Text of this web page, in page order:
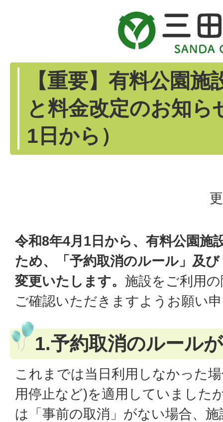
【重要】有料公園
と料金改定のお知ら
1日から）
令和8年4月1日から、有料公園施
ため、「予約取消のルール」及
変更いたします。 施設をご利用
ご確認いただきますようお願い
1.予約取消のルール
これまでは当日利用しなかった
用停止など)を適用していました
は「事前の取消」がない場合、